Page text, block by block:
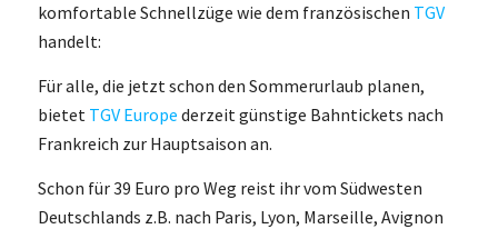
komfortable Schnellzüge wie dem französischen TGV
handelt:
Für alle, die jetzt schon den Sommerurlaub planen,
bietet TGV Europe derzeit günstige Bahntickets nach
Frankreich zur Hauptsaison an.
Schon für 39 Euro pro Weg reist ihr vom Südwesten
Deutschlands z.B. nach Paris, Lyon, Marseille, Avignon